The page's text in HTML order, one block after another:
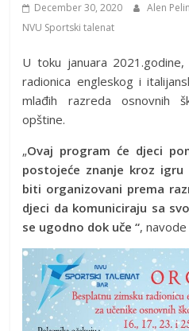
December 30, 2020 Alen
NVU Sportski talenat
U toku januara
radionica engleskog i
mlađih razreda osnovnih
opštine.
„Ovaj program će djeci
postojeće znanje kroz
biti organizovani prema
djeci da komuniciraju sa
se ugodno dok uče “,